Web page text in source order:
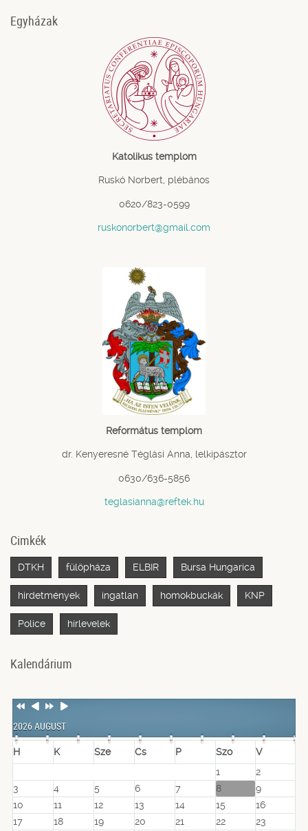
Egyházak
Katolikus templom
Ruskó Norbert, plébános
0620/823-0599
ruskonorbert@gmail.com
Református templom
dr. Kenyeresné Téglási Anna, lelkipásztor
0630/636-5856
teglasianna@reftek.hu
Cimkék
DTKH fülöpháza ELBIR Bursa Hungarica
hirdetmények ingatlan homokbuckák KNP
Police hírlevelek
Kalendárium
Previous
Previous
NextNext
2026 AUGUST
H K Sze Cs P Szo
V
1
2
3
4 5 6 7 8
9
10
11 12 13 14 15
16
17
18 19 20 21 22 23